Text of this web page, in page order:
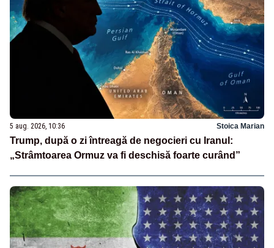
5 aug. 2026, 10:36 Stoica Marian
Trump, după o zi întreagă de negocieri cu Iranul:
„Strâmtoarea Ormuz va fi deschisă foarte curând”